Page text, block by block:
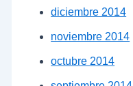
diciembre 2014
noviembre 2014
octubre 2014